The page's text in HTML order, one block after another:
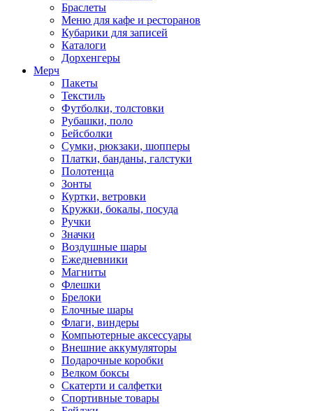
Браслеты
Меню для кафе и ресторанов
Кубарики для записей
Каталоги
Дорхенгеры
Мерч
Пакеты
Текстиль
Футболки, толстовки
Рубашки, поло
Бейсболки
Cумки, рюкзаки, шопперы
Платки, банданы, галстуки
Полотенца
Зонты
Куртки, ветровки
Кружки, бокалы, посуда
Ручки
Значки
Воздушные шары
Ежедневники
Магниты
Флешки
Брелоки
Елочные шары
Флаги, виндеры
Компьютерные аксессуары
Внешние аккумуляторы
Подарочные коробки
Велком боксы
Скатерти и салфетки
Спортивные товары